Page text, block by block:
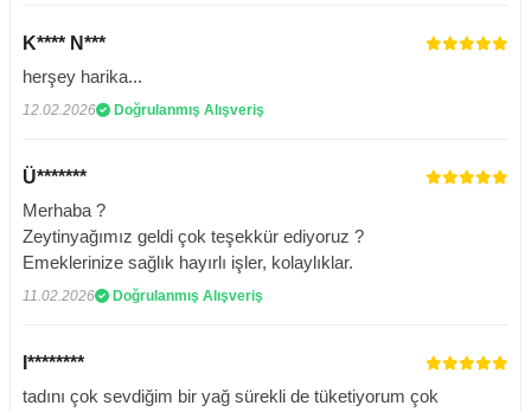
K**** N***
herşey harika...
12.02.2026 Doğrulanmış Alışveriş
Ü*******
Merhaba ?
Zeytinyağımız geldi çok teşekkür ediyoruz ?
Emeklerinize sağlık hayırlı işler, kolaylıklar.
11.02.2026 Doğrulanmış Alışveriş
I********
tadını çok sevdiğim bir yağ sürekli de tüketiyorum çok